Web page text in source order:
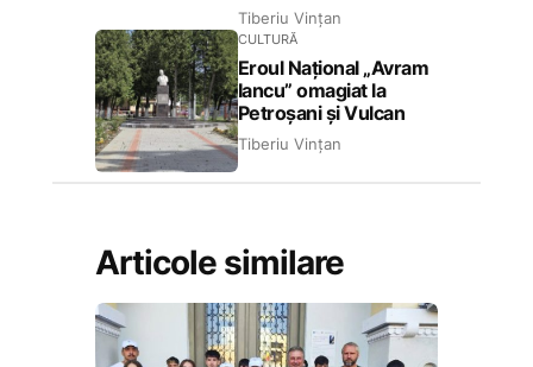
Tiberiu Vințan
CULTURĂ
Eroul Național „Avram
Iancu” omagiat la
Petroșani și Vulcan
Tiberiu Vințan
Articole similare